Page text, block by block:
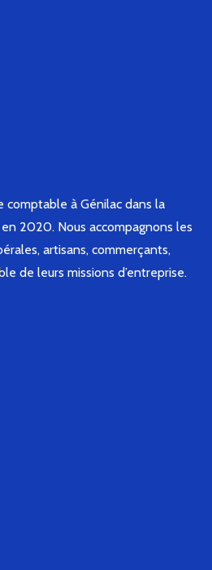
comptable à Génilac dans la
2020. Nous accompagnons les
artisans, commerçants,
de leurs missions d’entreprise.